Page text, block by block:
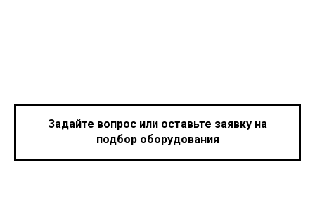
Задайте вопрос или оставьте заявку на
подбор оборудования